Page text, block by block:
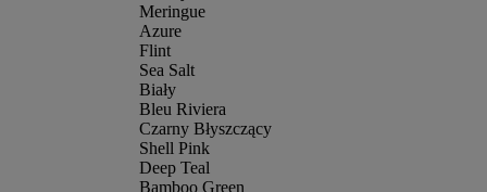
Meringue
Azure
Flint
Sea Salt
Biały
Bleu Riviera
Czarny Błyszczący
Shell Pink
Deep Teal
Bamboo Green